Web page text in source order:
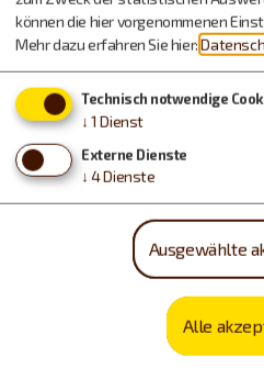
können die hier vorgenommenen
Mehr dazu erfahren Sie hier:
Technisch notwendige
↓ 1 Dienst
Externe Dienste
↓ 4Dienste
Ausgewählte
Alle